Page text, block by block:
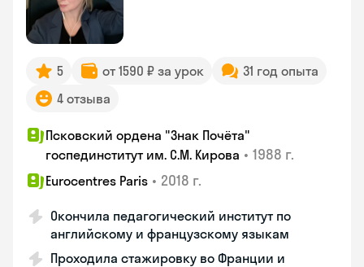
5 от 1590 ₽ за урок
31 год опыта
4 отзыва
Псковский ордена "Знак Почёта"
госпединститут им. С.М. Кирова • 1988 г.
Eurocentres Paris • 2018 г.
Окончила педагогический институт по
английскому и французскому языкам
Проходила стажировку во Франции и